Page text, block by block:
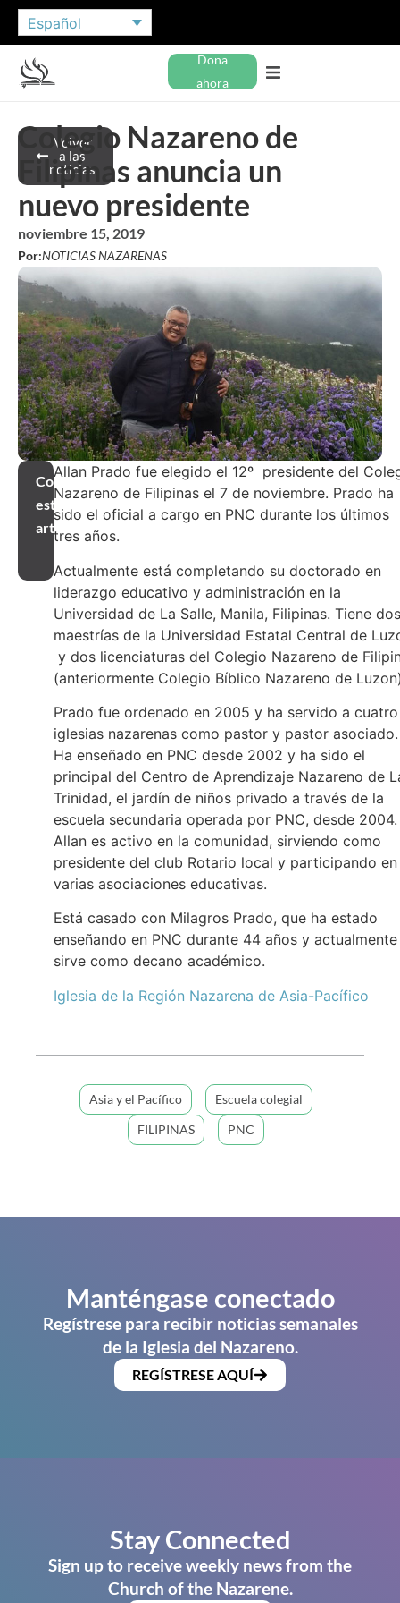
Español
Dona
ahora
Volver
a las
noticias
Colegio Nazareno de
Filipinas anuncia un
nuevo presidente
noviembre 15, 2019
Por:NOTICIAS NAZARENAS
Compartir
este
artículo
Allan Prado fue elegido el 12º presidente del
Nazareno de Filipinas el 7 de noviembre. Prado ha
sido el oficial a cargo en PNC durante los últimos
tres años.
Actualmente está completando su doctorado en
liderazgo educativo y administración en la
Universidad de La Salle, Manila, Filipinas. Tiene dos
maestrías de la Universidad Estatal Central de
y dos licenciaturas del Colegio Nazareno de
(anteriormente Colegio Bíblico Nazareno de
Prado fue ordenado en 2005 y ha servido a cuatro
iglesias nazarenas como pastor y pastor asociado.
Ha enseñado en PNC desde 2002 y ha sido el
principal del Centro de Aprendizaje Nazareno de
Trinidad, el jardín de niños privado a través de la
escuela secundaria operada por PNC, desde 2004.
Allan es activo en la comunidad, sirviendo como
presidente del club Rotario local y participando en
varias asociaciones educativas.
Está casado con Milagros Prado, que ha estado
enseñando en PNC durante 44 años y actualmente
sirve como decano académico.
Iglesia de la Región Nazarena de Asia-Pacífico
Asia y el Pacífico
Escuela colegial
FILIPINAS
PNC
Manténgase conectado
Regístrese para recibir noticias semanales
de la Iglesia del Nazareno.
REGÍSTRESE AQUÍ
Stay Connected
Sign up to receive weekly news from the
Church of the Nazarene.